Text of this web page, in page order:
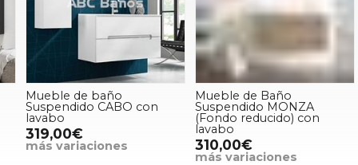
Mueble de baño
Suspendido CABO con
lavabo
319,00€
más variaciones
Mueble de Baño
Suspendido MONZA
(Fondo reducido) con
lavabo
310,00€
más variaciones